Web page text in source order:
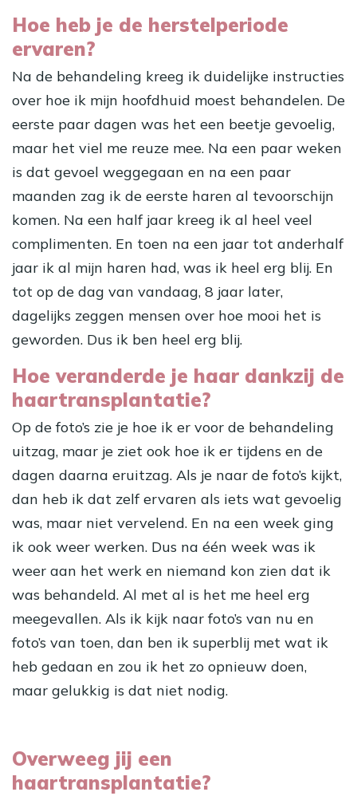
Hoe heb je de herstelperiode
ervaren?
Na de behandeling kreeg ik duidelijke instructies
over hoe ik mijn hoofdhuid moest behandelen. De
eerste paar dagen was het een beetje gevoelig,
maar het viel me reuze mee. Na een paar weken
is dat gevoel weggegaan en na een paar
maanden zag ik de eerste haren al tevoorschijn
komen. Na een half jaar kreeg ik al heel veel
complimenten. En toen na een jaar tot anderhalf
jaar ik al mijn haren had, was ik heel erg blij. En
tot op de dag van vandaag, 8 jaar later,
dagelijks zeggen mensen over hoe mooi het is
geworden. Dus ik ben heel erg blij.
Hoe veranderde je haar dankzij de
haartransplantatie?
Op de foto’s zie je hoe ik er voor de behandeling
uitzag, maar je ziet ook hoe ik er tijdens en de
dagen daarna eruitzag. Als je naar de foto’s kijkt,
dan heb ik dat zelf ervaren als iets wat gevoelig
was, maar niet vervelend. En na een week ging
ik ook weer werken. Dus na één week was ik
weer aan het werk en niemand kon zien dat ik
was behandeld. Al met al is het me heel erg
meegevallen. Als ik kijk naar foto’s van nu en
foto’s van toen, dan ben ik superblij met wat ik
heb gedaan en zou ik het zo opnieuw doen,
maar gelukkig is dat niet nodig.
Overweeg jij een
haartransplantatie?